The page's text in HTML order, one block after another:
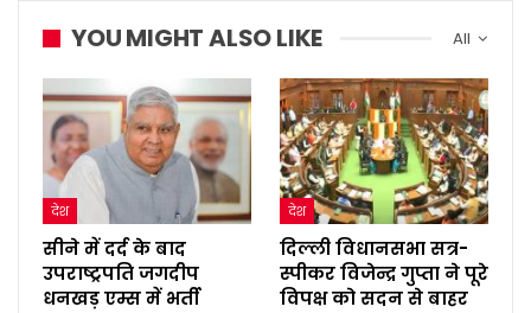
All
YOU MIGHT ALSO LIKE
देश
सीने में दर्द के बाद
उपराष्ट्रपति जगदीप
धनखड़ एम्स में भर्ती
देश
दिल्ली विधानसभा सत्र-
स्पीकर विजेन्द्र गुप्ता ने पूरे
विपक्ष को सदन से बाहर